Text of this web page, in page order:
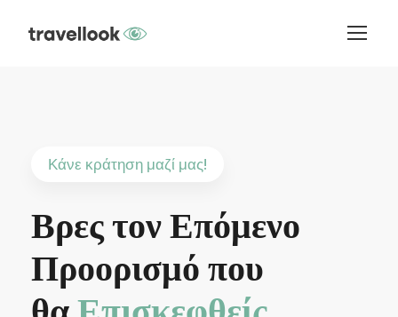
Κάνε κράτηση μαζί μας!
Βρες τον Επόμενο
Προορισμό που